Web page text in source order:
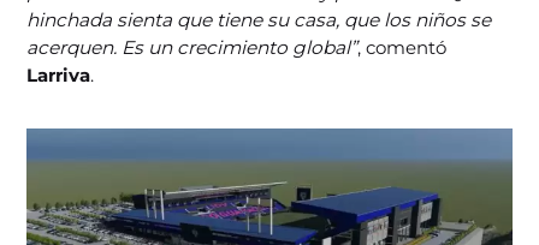
hinchada sienta que tiene su casa, que los niños se
acerquen. Es un crecimiento global”, comentó
Larriva.